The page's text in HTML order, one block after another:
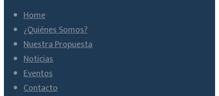
Home
¿Quiénes Somos?
Nuestra Propuesta
Noticias
Eventos
Contacto